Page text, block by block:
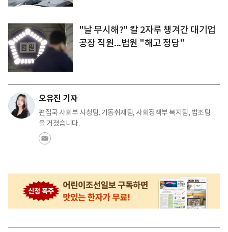
"날 무시해?" 칼 2자루 챙겨간 대기업
공장 직원...법원 "해고 정당"
오유진 기자
편집국 사회부 시청팀. 기동취재팀, 사회정책부 복지팀, 법조팀
을 거쳤습니다.